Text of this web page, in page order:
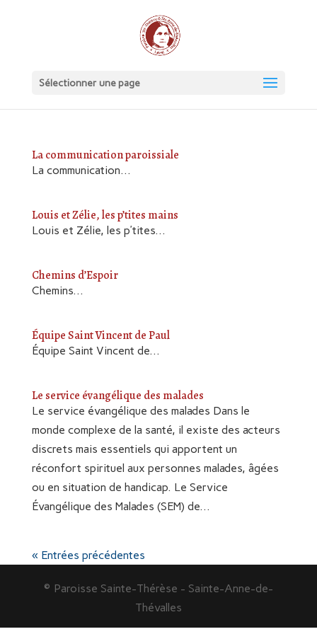
Sélectionner une page
La communication paroissiale
La communication...
Louis et Zélie, les p’tites mains
Louis et Zélie, les p’tites...
Chemins d’Espoir
Chemins...
Équipe Saint Vincent de Paul
Équipe Saint Vincent de...
Le service évangélique des malades
Le service évangélique des malades Dans le
monde complexe de la santé, il existe des acteurs
discrets mais essentiels qui apportent un
réconfort spirituel aux personnes malades, âgées
ou en situation de handicap. Le Service
Évangélique des Malades (SEM) de...
« Entrées précédentes
© Paroisse Sainte-Thérèse - Sainte-Anne-de-
Thévalles